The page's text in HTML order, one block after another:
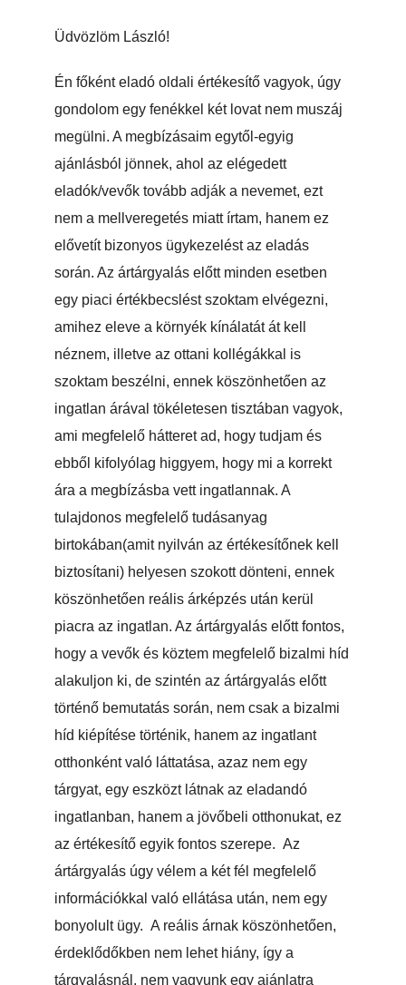
Üdvözlöm László!
Én főként eladó oldali értékesítő vagyok, úgy
gondolom egy fenékkel két lovat nem muszáj
megülni. A megbízásaim egytől-egyig
ajánlásból jönnek, ahol az elégedett
eladók/vevők tovább adják a nevemet, ezt
nem a mellveregetés miatt írtam, hanem ez
elővetít bizonyos ügykezelést az eladás
során. Az ártárgyalás előtt minden esetben
egy piaci értékbecslést szoktam elvégezni,
amihez eleve a környék kínálatát át kell
néznem, illetve az ottani kollégákkal is
szoktam beszélni, ennek köszönhetően az
ingatlan árával tökéletesen tisztában vagyok,
ami megfelelő hátteret ad, hogy tudjam és
ebből kifolyólag higgyem, hogy mi a korrekt
ára a megbízásba vett ingatlannak. A
tulajdonos megfelelő tudásanyag
birtokában(amit nyilván az értékesítőnek kell
biztosítani) helyesen szokott dönteni, ennek
köszönhetően reális árképzés után kerül
piacra az ingatlan. Az ártárgyalás előtt fontos,
hogy a vevők és köztem megfelelő bizalmi híd
alakuljon ki, de szintén az ártárgyalás előtt
történő bemutatás során, nem csak a bizalmi
híd kiépítése történik, hanem az ingatlant
otthonként való láttatása, azaz nem egy
tárgyat, egy eszközt látnak az eladandó
ingatlanban, hanem a jövőbeli otthonukat, ez
az értékesítő egyik fontos szerepe. Az
ártárgyalás úgy vélem a két fél megfelelő
információkkal való ellátása után, nem egy
bonyolult ügy. A reális árnak köszönhetően,
érdeklődőkben nem lehet hiány, így a
tárgyalásnál, nem vagyunk egy ajánlatra